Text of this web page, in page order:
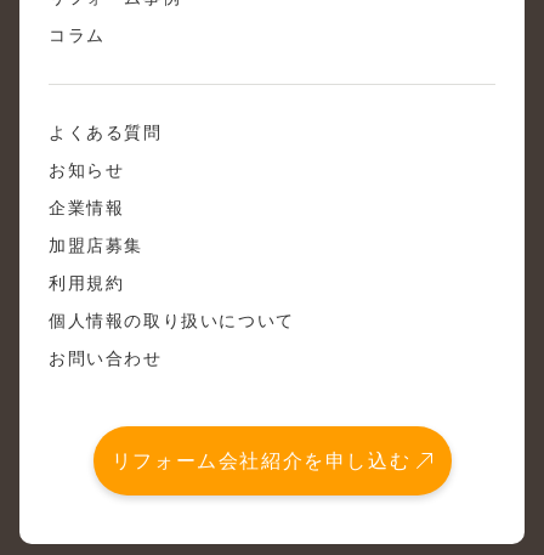
コラム
よくある質問
お知らせ
企業情報
加盟店募集
利用規約
個人情報の取り扱いについて
お問い合わせ
リフォーム会社紹介を申し込む